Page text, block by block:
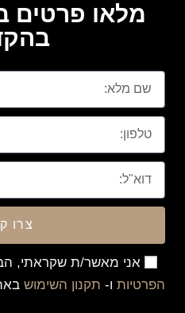
מלאו פרטים
אני מאשר/ת שקראתי,
הפרטיות ו- תקנון השימוש
צרו